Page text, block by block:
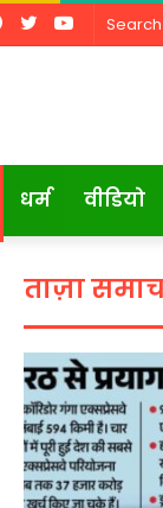
YouTube
Twitter
Facebook
धर्म वीडियो
ताज़ा